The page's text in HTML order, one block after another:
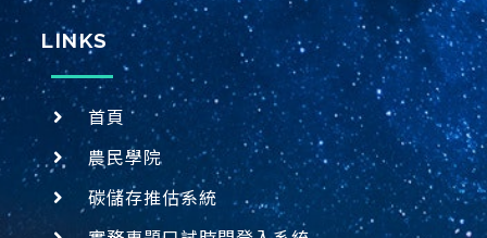
LINKS
首頁
農民學院
碳儲存推估系統